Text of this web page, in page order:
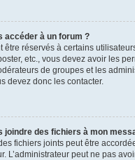
accéder à un forum ?
être réservés à certains
etc., vous devez avoir les
de groupes et les
devez donc les contacter.
joindre des fichiers à mon
fichiers joints peut être
L’administrateur peut ne pas